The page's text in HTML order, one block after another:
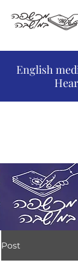
English
Post